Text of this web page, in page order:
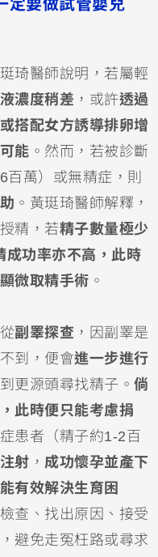
定要做試管嬰兒
琦醫師說明，若屬輕
濃度稍差 ，或許透過
搭配女方誘導排卵增
能 。然而，若被診斷
萬）或無精症，則
。黃珽琦醫師解釋，
精，若精子數量極少
成功率亦不高，此時
微取精手術 。
副睪探查 ，因副睪是
到，便會進一步進行
到更源頭尋找精子。倘
此時便只能考慮捐
患者（精子約1-2百
射 ， 成功懷孕並產下
有效解決生育困
查、找出原因、接受
避免走冤枉路或尋求